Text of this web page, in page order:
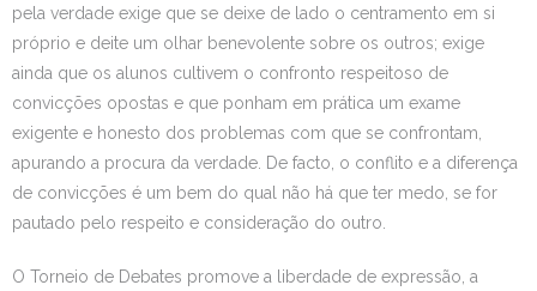
pela verdade exige que se deixe de lado o centramento em si
próprio e deite um olhar benevolente sobre os outros; exige
ainda que os alunos cultivem o confronto respeitoso de
convicções opostas e que ponham em prática um exame
exigente e honesto dos problemas com que se confrontam,
apurando a procura da verdade. De facto, o conflito e a diferença
de convicções é um bem do qual não há que ter medo, se for
pautado pelo respeito e consideração do outro.
O Torneio de Debates promove a liberdade de expressão, a